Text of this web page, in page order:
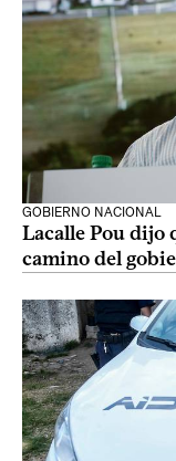
GOBIERNO NACIONAL
Lacalle Pou dijo
camino del